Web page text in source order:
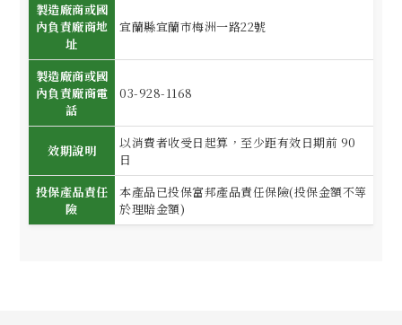
製造廠商或國
內負責廠商地
址
宜蘭縣宜蘭市梅洲一路22號
製造廠商或國
內負責廠商電
話
03-928-1168
效期說明
以消費者收受日起算，至少距有效日期前 90
日
投保產品責任
險
本產品已投保富邦產品責任保險(投保金額不等
於理賠金額)